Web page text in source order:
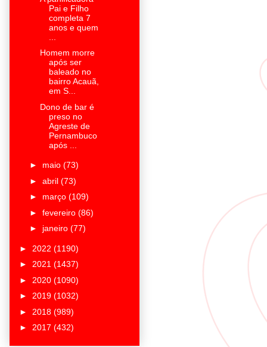
Pai e Filho
completa 7
anos e quem
Homem morre
após ser
baleado no
bairro Acauã,
em S...
Dono de bar é
preso no
Agreste de
Pernambuco
após ...
► maio (73)
► abril (73)
► março (109)
► fevereiro (86)
► janeiro (77)
► 2022 (1190)
► 2021 (1437)
► 2020 (1090)
► 2019 (1032)
► 2018 (989)
► 2017 (432)